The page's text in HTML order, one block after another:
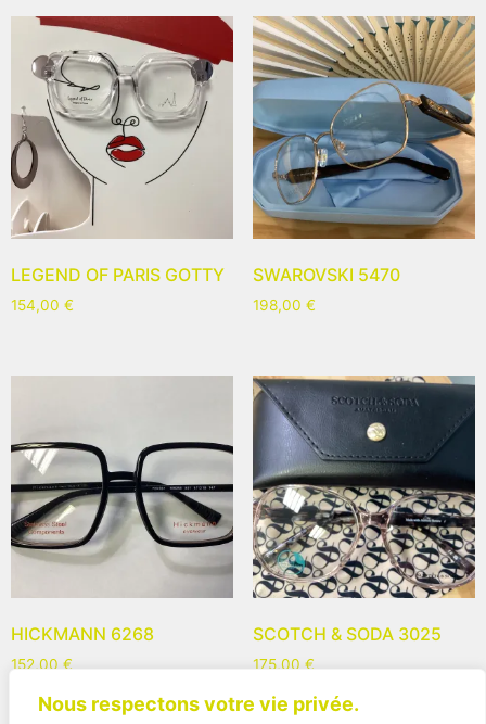
Nous respectons votre vie privée.
LEGEND OF PARIS GOTTY
154,00 €
SWAROVSKI 5470
198,00 €
HICKMANN 6268
152,00 €
SCOTCH & SODA 3025
175,00 €